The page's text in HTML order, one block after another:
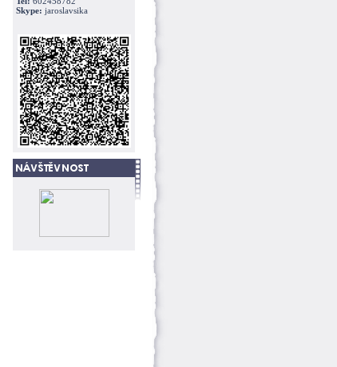
Skype: jaroslavsika